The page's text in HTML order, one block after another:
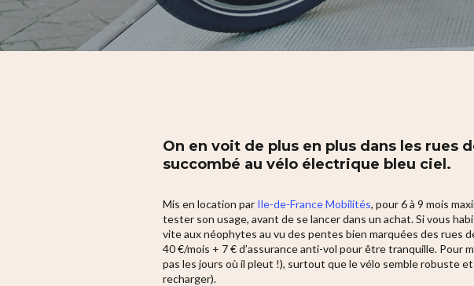
On en voit de plus en plus dans les rues
succombé au vélo électrique bleu ciel.
Mis en location par Ile-de-France Mobilités, pour 6 à 9 mois
tester son usage, avant de se lancer dans un achat. Si vous
vite aux néophytes au vu des pentes bien marquées des rues
40 €/mois + 7 € d’assurance anti-vol pour être tranquille. Pour
pas les jours où il pleut !), surtout que le vélo semble robuste
recharger).